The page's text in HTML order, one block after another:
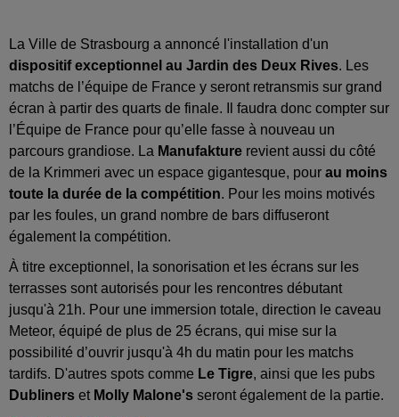
La Ville de Strasbourg a annoncé l'installation d'un
dispositif exceptionnel au Jardin des Deux Rives. Les
matchs de l’équipe de France y seront retransmis sur grand
écran à partir des quarts de finale. Il faudra donc compter sur
l’Équipe de France pour qu’elle fasse à nouveau un
parcours grandiose. La Manufakture revient aussi du côté
de la Krimmeri avec un espace gigantesque, pour au moins
toute la durée de la compétition. Pour les moins motivés
par les foules, un grand nombre de bars diffuseront
également la compétition.
À titre exceptionnel, la sonorisation et les écrans sur les
terrasses sont autorisés pour les rencontres débutant
jusqu'à 21h. Pour une immersion totale, direction le caveau
Meteor, équipé de plus de 25 écrans, qui mise sur la
possibilité d’ouvrir jusqu'à 4h du matin pour les matchs
tardifs. D'autres spots comme Le Tigre, ainsi que les pubs
Dubliners et Molly Malone's seront également de la partie.